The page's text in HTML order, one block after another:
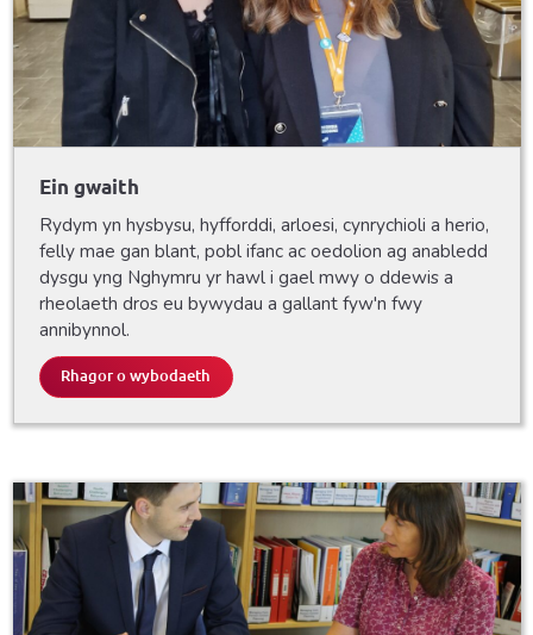
Ein gwaith
Rydym yn hysbysu, hyfforddi, arloesi, cynrychioli a herio,
felly mae gan blant, pobl ifanc ac oedolion ag anabledd
dysgu yng Nghymru yr hawl i gael mwy o ddewis a
rheolaeth dros eu bywydau a gallant fyw'n fwy
annibynnol.
Rhagor o wybodaeth